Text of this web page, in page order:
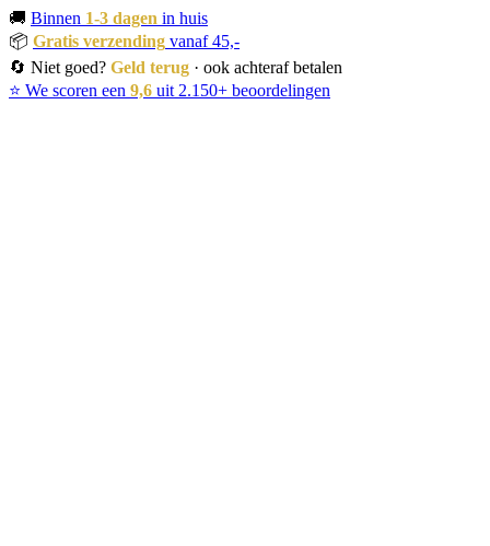
🚚 Binnen 1-3 dagen in huis
📦 Gratis verzending vanaf 45,-
🔄 Niet goed? Geld terug · ook achteraf betalen
⭐ We scoren een 9,6 uit 2.150+ beoordelingen